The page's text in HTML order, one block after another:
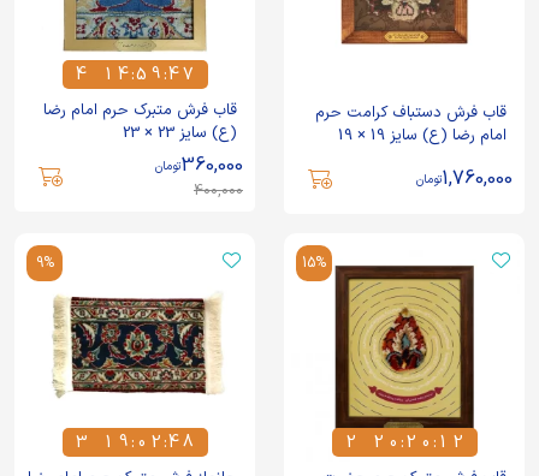
قاب فرش دستباف کرامت حرم
امام رضا (ع) سایز 19 × 19
1,760,000تومان
4
4
1
1
4
4
:5
5
9
9
:4
4
7
7
قاب فرش متبرک حرم امام رضا
(ع) سایز 23 × 23
400,000
360,000تومان
15%
2
2
2
2
0
0
:2
2
0
0
:1
1
2
2
9%
3
3
1
1
9
9
:0
0
2
2
:4
4
8
8